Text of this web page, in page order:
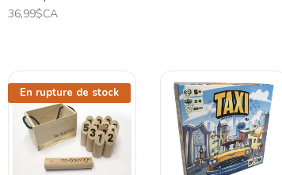
36,99$CA
En rupture de stock